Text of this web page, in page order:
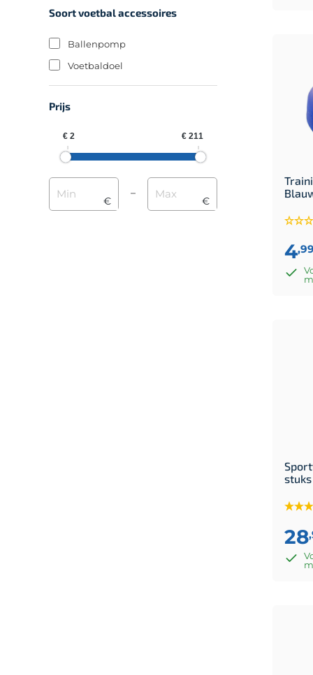
Soort voetbal accessoires
Ballenpomp
Voetbaldoel
Prijs
€
–
€
4,99
stuks
28